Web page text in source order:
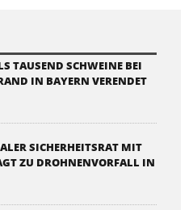
TAUSEND SCHWEINE BEI
IN BAYERN VERENDET
SICHERHEITSRAT MIT
ZU DROHNENVORFALL IN